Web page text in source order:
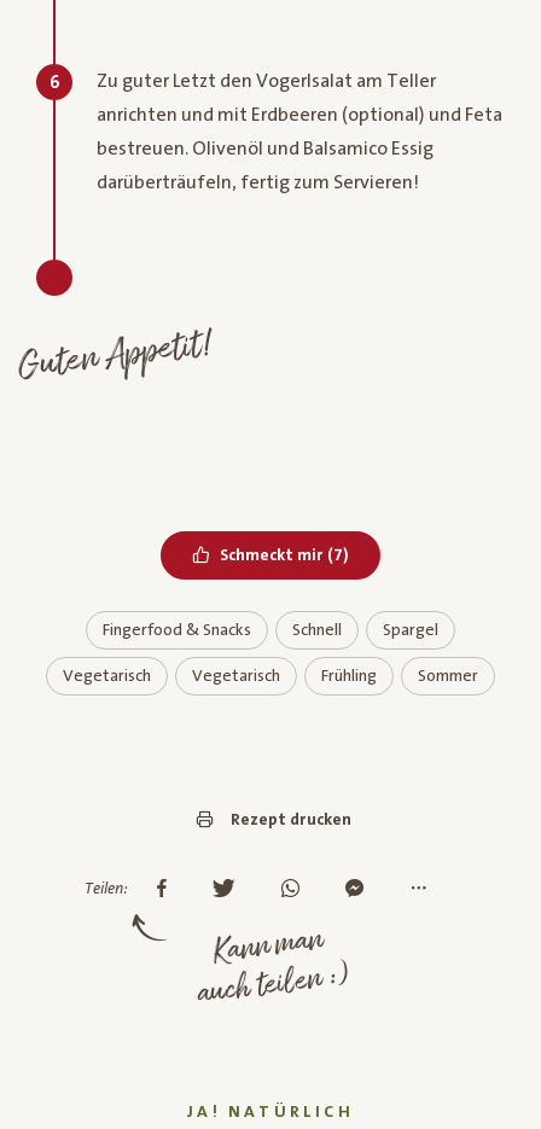
6
Zu guter Letzt den Vogerlsalat am Teller
anrichten und mit Erdbeeren (optional) und Feta
bestreuen. Olivenöl und Balsamico Essig
darüberträufeln, fertig zum Servieren!
Guten Appetit!
Schmeckt mir Bereits geliked
(7)
Fingerfood & Snacks Schnell Spargel
Vegetarisch Vegetarisch Frühling Sommer
Rezept drucken
Teilen:
Kann man
auch teilen :)
JA! NATÜRLICH